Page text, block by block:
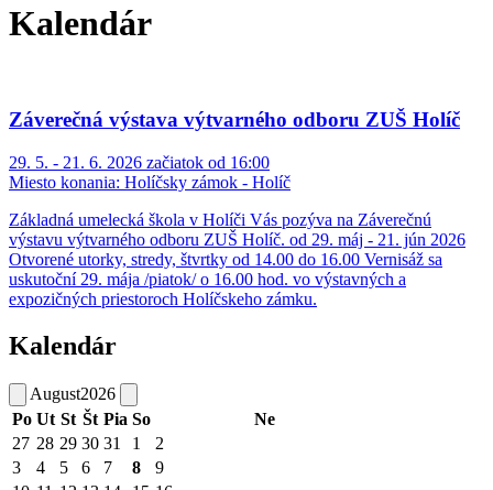
Kalendár
Záverečná výstava výtvarného odboru ZUŠ Holíč
29. 5. - 21. 6. 2026 začiatok od 16:00
Miesto konania: Holíčsky zámok - Holíč
Základná umelecká škola v Holíči Vás pozýva na Záverečnú
výstavu výtvarného odboru ZUŠ Holíč. od 29. máj - 21. jún 2026
Otvorené utorky, stredy, štvrtky od 14.00 do 16.00 Vernisáž sa
uskutoční 29. mája /piatok/ o 16.00 hod. vo výstavných a
expozičných priestoroch Holíčskeho zámku.
Kalendár
August2026
Po Ut St Št Pia So
Ne
27 28 29 30 31 1
2
3
4 5 6 7 8
9